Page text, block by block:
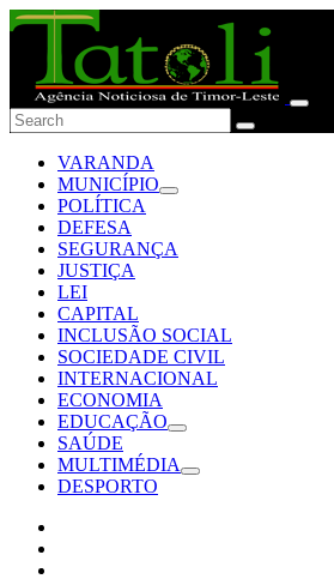
VARANDA
MUNICÍPIO
POLÍTICA
DEFESA
SEGURANÇA
JUSTIÇA
LEI
CAPITAL
INCLUSÃO SOCIAL
SOCIEDADE CIVIL
INTERNACIONAL
ECONOMIA
EDUCAÇÃO
SAÚDE
MULTIMÉDIA
DESPORTO